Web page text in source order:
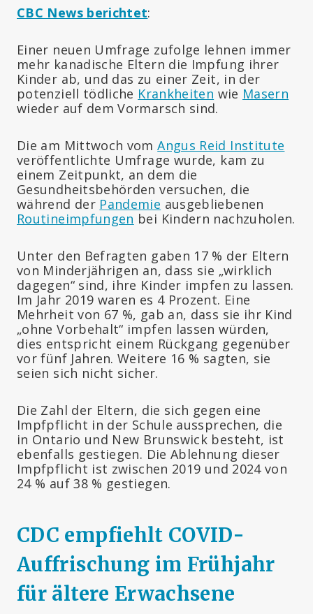
CBC News berichtet:
Einer neuen Umfrage zufolge lehnen immer
mehr kanadische Eltern die Impfung ihrer
Kinder ab, und das zu einer Zeit, in der
potenziell tödliche Krankheiten wie Masern
wieder auf dem Vormarsch sind.
Die am Mittwoch vomAngus Reid Institute
veröffentlichte Umfrage wurde, kam zu
einem Zeitpunkt, an dem die
Gesundheitsbehörden versuchen, die
während der Pandemie ausgebliebenen
Routineimpfungen bei Kindern nachzuholen.
Unter den Befragten gaben 17 % der Eltern
von Minderjährigen an, dass sie „wirklich
dagegen“ sind, ihre Kinder impfen zu lassen.
Im Jahr 2019 waren es 4 Prozent. Eine
Mehrheit von 67 %, gab an, dass sie ihr Kind
„ohne Vorbehalt“ impfen lassen würden,
dies entspricht einem Rückgang gegenüber
vor fünf Jahren. Weitere 16 % sagten, sie
seien sich nicht sicher.
Die Zahl der Eltern, die sich gegen eine
Impfpflicht in der Schule aussprechen, die
in Ontario und New Brunswick besteht, ist
ebenfalls gestiegen. Die Ablehnung dieser
Impfpflicht ist zwischen 2019 und 2024 von
24 % auf 38 % gestiegen.
CDC empfiehlt COVID-
Auffrischung im Frühjahr
für ältere Erwachsene